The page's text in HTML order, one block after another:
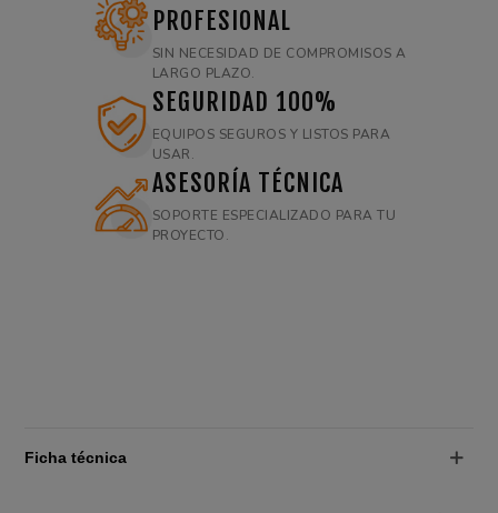
PROFESIONAL
SIN NECESIDAD DE COMPROMISOS A
LARGO PLAZO.
SEGURIDAD 100%
EQUIPOS SEGUROS Y LISTOS PARA
USAR.
ASESORÍA TÉCNICA
SOPORTE ESPECIALIZADO PARA TU
PROYECTO.
Ficha técnica